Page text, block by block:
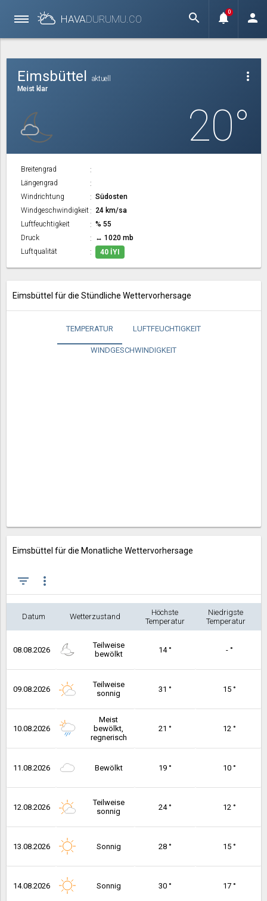
HAVADURUMU.CO search notifications
0 person
more_vert
Eimsbüttel
aktuell
Meist klar
20°
Breitengrad
Längengrad
Windrichtung
Südosten
Windgeschwindigkeit
24 km/sa
Luftfeuchtigkeit
% 55
Druck
↔ 1020 mb
Luftqualität
40 İYI
Eimsbüttel für die Stündliche Wettervorhersage
TEMPERATUR LUFTFEUCHTIGKEIT
WINDGESCHWINDIGKEIT
Eimsbüttel für die Monatliche Wettervorhersage
filter_list more_vert
Datum Wetterzustand
Höchste
Temperatur
Niedrigste
Temperatur
08.08.2026
Teilweise
bewölkt
14 ° - °
09.08.2026
Teilweise
sonnig
31 ° 15 °
10.08.2026
Meist
bewölkt,
regnerisch
21 ° 12 °
11.08.2026 Bewölkt 19 ° 10 °
12.08.2026
Teilweise
sonnig
24 ° 12 °
13.08.2026 Sonnig 28 ° 15 °
14.08.2026 Sonnig 30 ° 17 °